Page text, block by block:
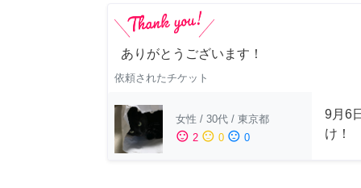
ありがとうございます！
依頼されたチケット
女性 / 30代 / 東京都
sentiment_satisfied 2 sentiment_neutral 0 sentiment_dissatisfied 0
9月6
け！